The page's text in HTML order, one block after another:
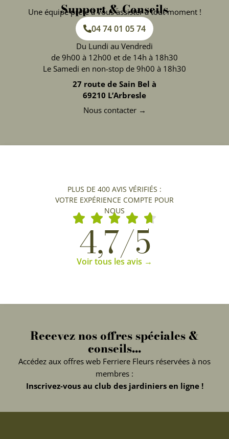
Support & Conseils
Une équipe prête à vous assister à tout moment !
04 74 01 05 74
Du Lundi au Vendredi
de 9h00 à 12h00 et de 14h à 18h30
Le Samedi en non-stop de 9h00 à 18h30
27 route de Sain Bel à
69210 L’Arbresle
Nous contacter →
PLUS DE 400 AVIS VÉRIFIÉS :
VOTRE EXPÉRIENCE COMPTE POUR
NOUS
4,7/5
Voir tous les avis →
Recevez nos offres spéciales &
conseils...
Accédez aux offres web Ferriere Fleurs réservées à nos
membres :
Inscrivez-vous au club des jardiniers en ligne !